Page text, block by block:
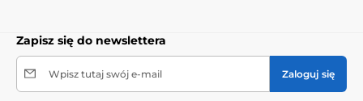
Produkt znajduje się w kategoriach
Zapisz się do newslettera
Wpisz tutaj swój e-mail Zaloguj się